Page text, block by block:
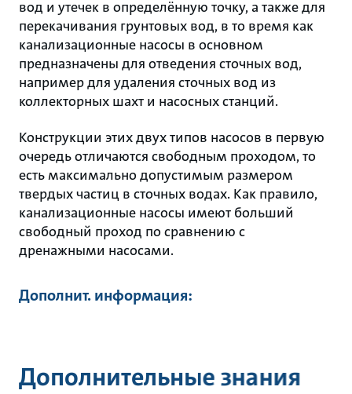
вод и утечек в определённую точку, а также для
перекачивания грунтовых вод, в то время как
канализационные насосы в основном
предназначены для отведения сточных вод,
например для удаления сточных вод из
коллекторных шахт и насосных станций.
Конструкции этих двух типов насосов в первую
очередь отличаются свободным проходом, то
есть максимально допустимым размером
твердых частиц в сточных водах. Как правило,
канализационные насосы имеют больший
свободный проход по сравнению с
дренажными насосами.
Дополнит. информация:
Дополнительные знания